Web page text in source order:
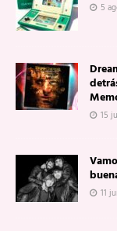
5
15
11